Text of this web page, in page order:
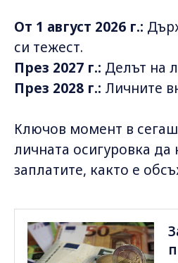
От 1 август 2026 г.:
си тежест.
През 2027 г.: Делът на
През 2028 г.: Личните
Ключов момент в
личната осигуровка
заплатите, както е